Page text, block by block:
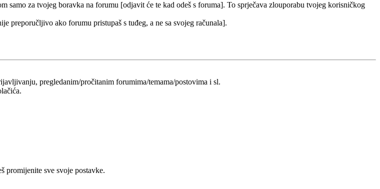
samo za tvojeg boravka na forumu [odjavit će te kad odeš s foruma]. To sprječava zlouporabu tvojeg korisničkog
preporučljivo ako forumu pristupaš s tuđeg, a ne sa svojeg računala].
pregledanim/pročitanim forumima/temama/postovima i sl.
promijenite sve svoje postavke.